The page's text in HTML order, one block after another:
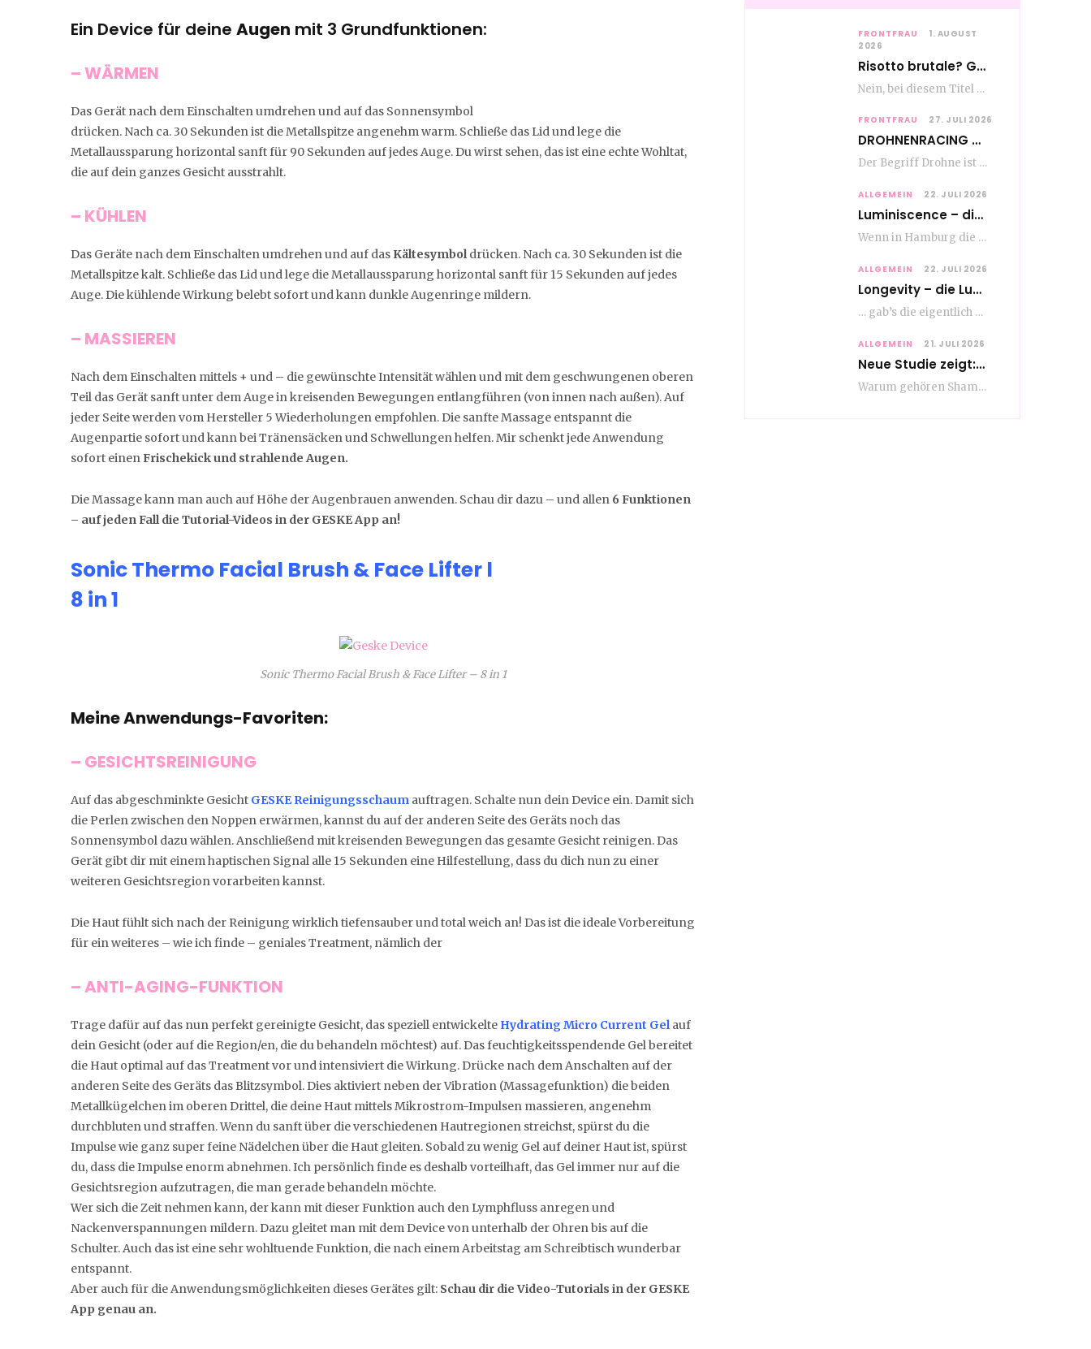
Ein Device für deine Augen mit 3 Grundfunktionen:
– WÄRMEN
Das Gerät nach dem Einschaltenumdrehen und auf das Sonnensymbol
drücken. Nach ca. 30 Sekunden ist die Metallspitze angenehm warm. Schließe das Lid und lege die
Metallaussparung horizontal sanft für 90 Sekunden auf jedes Auge. Du wirst sehen, das ist eine echte Wohltat,
die auf dein ganzes Gesicht ausstrahlt.
– KÜHLEN
Das Geräte nach dem Einschalten umdrehen und auf das Kältesymboldrücken. Nach ca. 30 Sekunden ist die
Metallspitze kalt. Schließe das Lid und lege die Metallaussparung horizontal sanft für 15 Sekunden auf jedes
Auge. Die kühlende Wirkung belebt sofort und kann dunkle Augenringe mildern.
– MASSIEREN
Nach dem Einschalten mittels + und – die gewünschte Intensität wählen und mit dem geschwungenen oberen
Teil das Gerät sanft unter dem Auge in kreisenden Bewegungen entlangführen (von innen nach außen). Auf
jeder Seite werden vom Hersteller 5 Wiederholungen empfohlen. Die sanfte Massage entspannt die
Augenpartie sofort und kann bei Tränensäcken und Schwellungen helfen. Mir schenkt jede Anwendung
sofort einen Frischekick und strahlende Augen.
Die Massage kann man auch auf Höhe der Augenbrauen anwenden. Schau dir dazu – und allen 6 Funktionen
– auf jeden Fall die Tutorial-Videos in der GESKE App an!
Sonic Thermo Facial Brush & Face Lifter l
8 in 1
Sonic Thermo Facial Brush & Face Lifter – 8 in 1
Meine Anwendungs-Favoriten:
– GESICHTSREINIGUNG
Auf das abgeschminkte Gesicht GESKE Reinigungsschaum auftragen. Schalte nun dein Device ein. Damit sich
die Perlen zwischen den Noppen erwärmen, kannst du auf der anderen Seite des Geräts noch das
Sonnensymbol dazu wählen. Anschließend mit kreisenden Bewegungen das gesamte Gesicht reinigen. Das
Gerät gibt dir mit einem haptischen Signal alle 15 Sekunden eine Hilfestellung, dass du dich nun zu einer
weiteren Gesichtsregion vorarbeiten kannst.
Die Haut fühlt sich nach der Reinigung wirklich tiefensauber und total weich an! Das ist die ideale Vorbereitung
für ein weiteres – wie ich finde – geniales Treatment, nämlich der
– ANTI-AGING-FUNKTION
Trage dafür auf das nun perfekt gereinigte Gesicht, das speziell entwickelte Hydrating Micro Current Gelauf
dein Gesicht (oder auf die Region/en, die du behandeln möchtest) auf. Das feuchtigkeitsspendende Gel bereitet
die Haut optimal auf das Treatment vor und intensiviert die Wirkung. Drücke nach dem Anschalten auf der
anderen Seite des Geräts das Blitzsymbol. Dies aktiviert neben der Vibration (Massagefunktion) die beiden
Metallkügelchen im oberen Drittel, die deine Haut mittels Mikrostrom-Impulsen massieren, angenehm
durchbluten und straffen. Wenn du sanft über die verschiedenen Hautregionen streichst, spürst du die
Impulse wie ganz super feine Nädelchen über die Haut gleiten. Sobald zu wenig Gel auf deiner Haut ist, spürst
du, dass die Impulse enorm abnehmen. Ich persönlich finde es deshalb vorteilhaft, das Gel immer nur auf die
Gesichtsregion aufzutragen, die man gerade behandeln möchte.
Wer sich die Zeit nehmen kann, der kann mit dieser Funktion auch den Lymphfluss anregen und
Nackenverspannungen mildern. Dazu gleitet man mit dem Device von unterhalb der Ohren bis auf die
Schulter. Auch das ist eine sehr wohltuende Funktion, die nach einem Arbeitstag am Schreibtisch wunderbar
entspannt.
Aber auch für die Anwendungsmöglichkeiten dieses Gerätes gilt: Schau dir die Video-Tutorials in der GESKE
App genau an.
FRONTFRAU
1. AUGUST
2026
Risotto brutale? Glückwunsch Axel Milberg zum 70. Geburtstag
Nein, bei diesem Titel handelt es sich nicht um eine Kochshow, oder vielleicht doch etwas.…
FRONTFRAU 27. JULI 2026
DROHNENRACING – mehr als ein hipper Nischensport
Der Begriff Drohne ist seit den andauernden weltweiten Kriegshandlungen seit Jahren in aller Munde. Und…
ALLGEMEIN 22. JULI 2026
Luminiscence – die berauschende Macht von klingenden Bildern
Wenn in Hamburg die Mauern zu sprechen beginnen, dann ist es die unverwechselbare, tiefsonore Stimme…
ALLGEMEIN 22. JULI 2026
Longevity – die Lust am langen Leben
… gab’s die eigentlich schon vor Erfindung des ultimativen Trends? Keine Ahnung – ich glaube,…
ALLGEMEIN 21. JULI 2026
Neue Studie zeigt: Die Pflegeroutine gibt dem Alltag Struktur
Warum gehören Shampoo, Zahnpasta oder Gesichtscreme für die meisten Menschen in Europa ganz selbstverständlich zum…